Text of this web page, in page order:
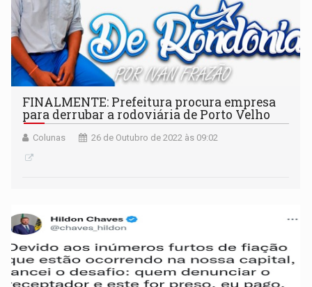
FINALMENTE: Prefeitura procura empresa
para derrubar a rodoviária de Porto Velho
Colunas 26 de Outubro de 2022 às 09:02